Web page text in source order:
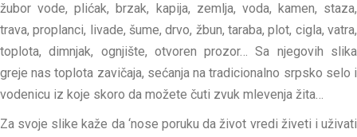
žubor vode, plićak, brzak, kapija, zemlja, voda, kamen, staza,
trava, proplanci, livade, šume, drvo, žbun, taraba, plot, cigla, vatra,
toplota, dimnjak, ognjište, otvoren prozor… Sa njegovih slika
greje nas toplota zavičaja, sećanja na tradicionalno srpsko selo i
vodenicu iz koje skoro da možete čuti zvuk mlevenja žita…
Za svoje slike kaže da ‘nose poruku da život vredi živeti i uživati